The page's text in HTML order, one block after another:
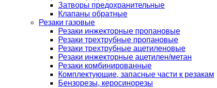
Затворы предохранительные
Клапаны обратные
Резаки газовые
Резаки инжекторные пропановые
Резаки трехтрубные пропановые
Резаки трехтрубные ацетиленовые
Резаки инжекторные ацетилен/метан
Резаки комбинированные
Комплектующие, запасные части к резакам
Бензорезы, керосинорезы